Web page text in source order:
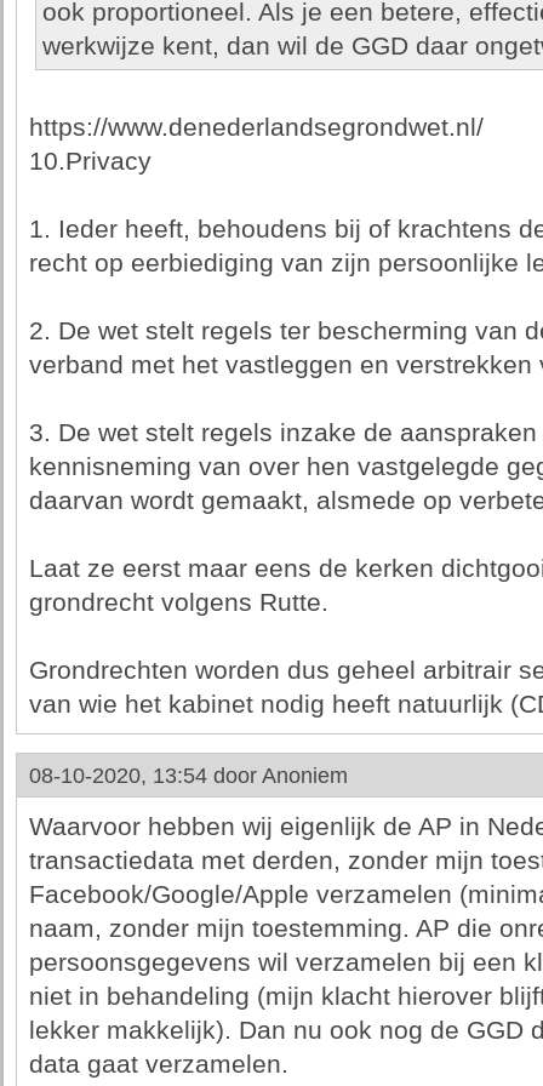
ook proportioneel. Als je een betere,
werkwijze kent, dan wil de GGD daar
https://www.denederlandsegrondwet.nl/
10.Privacy
1. Ieder heeft, behoudens bij of krachtens
recht op eerbiediging van zijn persoonlijke
2. De wet stelt regels ter bescherming van
verband met het vastleggen en
3. De wet stelt regels inzake de
kennisneming van over hen vastgelegde
daarvan wordt gemaakt, alsmede op
Laat ze eerst maar eens de kerken
grondrecht volgens Rutte.
Grondrechten worden dus geheel arbitrair
van wie het kabinet nodig heeft natuurlijk
08-10-2020, 13:54 door Anoniem
Waarvoor hebben wij eigenlijk de AP in
transactiedata met derden, zonder mijn
Facebook/Google/Apple verzamelen
naam, zonder mijn toestemming. AP die
persoonsgegevens wil verzamelen bij een
niet in behandeling (mijn klacht hierover
lekker makkelijk). Dan nu ook nog de GGD
data gaat verzamelen.